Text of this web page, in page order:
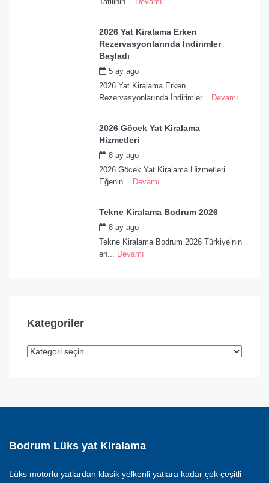
2026 Yat Kiralama Erken
Rezervasyonlarında İndirimler
Başladı
5 ay ago
2026 Yat Kiralama Erken
Rezervasyonlarında İndirimler... Devamı
2026 Göcek Yat Kiralama
Hizmetleri
8 ay ago
2026 Göcek Yat Kiralama Hizmetleri
Eğenin... Devamı
Tekne Kiralama Bodrum 2026
8 ay ago
Tekne Kiralama Bodrum 2026 Türkiye’nin
en... Devamı
Kategoriler
Bodrum Lüks yat Kiralama
Lüks motorlu yatlardan klasik yelkenli yatlara kadar çok çeşitli